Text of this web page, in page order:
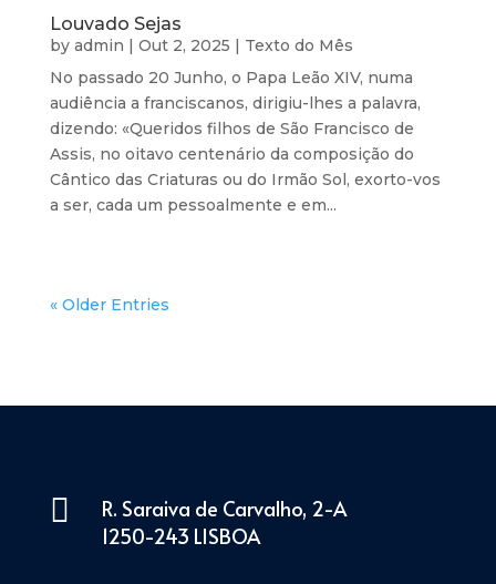
Louvado Sejas
by admin | Out 2, 2025 | Texto do Mês
No passado 20 Junho, o Papa Leão XIV, numa
audiência a franciscanos, dirigiu-lhes a palavra,
dizendo: «Queridos filhos de São Francisco de
Assis, no oitavo centenário da composição do
Cântico das Criaturas ou do Irmão Sol, exorto-vos
a ser, cada um pessoalmente e em...
« Older Entries

R. Saraiva de Carvalho, 2-A
1250-243 LISBOA